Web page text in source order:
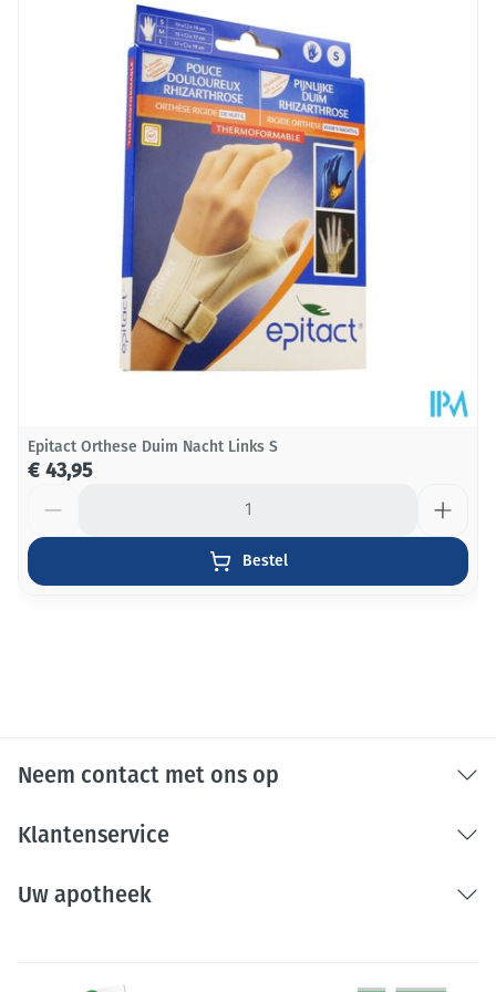
165 mm
73 mm
Kamertemperatuur (15°C - 25°C)
Epitact Orthese Duim Nacht Links S
€ 43,95
Bestel
Neem contact met ons op
Klantenservice
Uw apotheek